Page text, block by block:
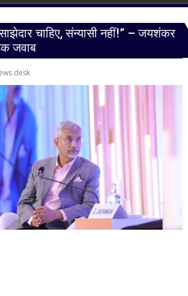
चाहिए, संन्यासी नहीं!” – जयशंकर
जवाब
desk